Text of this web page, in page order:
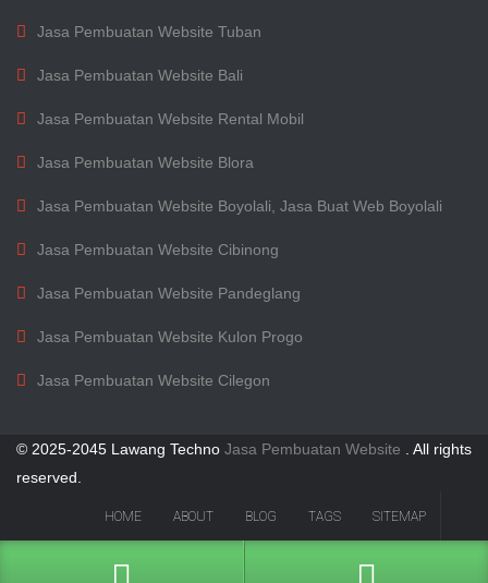
Jasa Pembuatan Website Tuban
Jasa Pembuatan Website Bali
Jasa Pembuatan Website Rental Mobil
Jasa Pembuatan Website Blora
Jasa Pembuatan Website Boyolali, Jasa Buat Web Boyolali
Jasa Pembuatan Website Cibinong
Jasa Pembuatan Website Pandeglang
Jasa Pembuatan Website Kulon Progo
Jasa Pembuatan Website Cilegon
© 2025-2045 Lawang Techno Jasa Pembuatan Website
. All rights
reserved.
HOME ABOUT BLOG TAGS SITEMAP